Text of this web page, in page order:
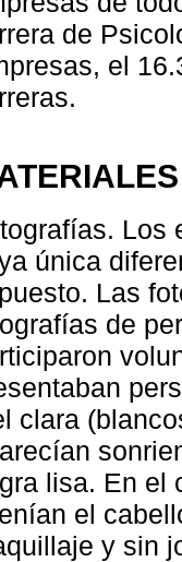
de
el
Los
única
Las
de
clara
lisa. En el
el
y sin